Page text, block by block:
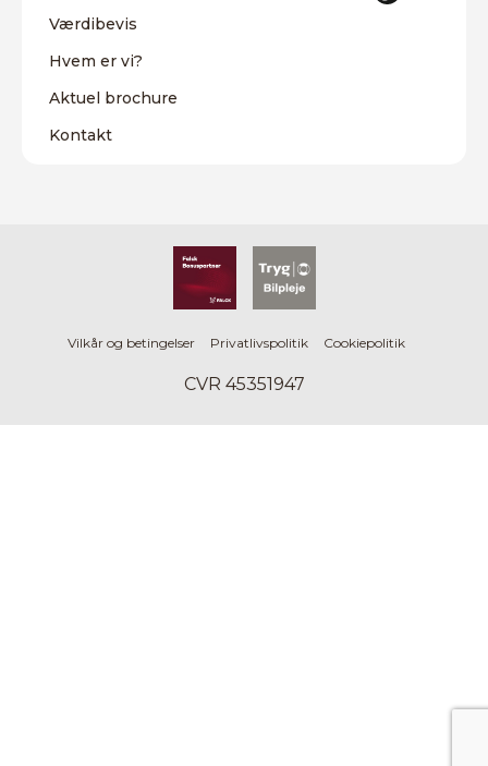
Værdibevis
Hvem er vi?
Aktuel brochure
Kontakt
Vilkår og betingelser Privatlivspolitik Cookiepolitik
CVR 45351947